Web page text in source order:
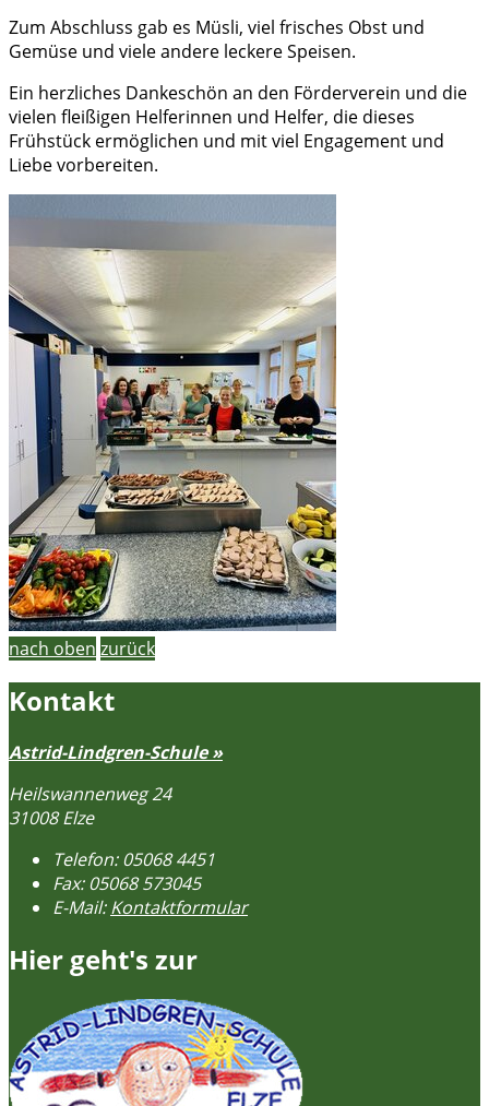
Zum Abschluss gab es Müsli, viel frisches Obst und
Gemüse und viele andere leckere Speisen.
Ein herzliches Dankeschön an den Förderverein und die
vielen fleißigen Helferinnen und Helfer, die dieses
Frühstück ermöglichen und mit viel Engagement und
Liebe vorbereiten.
nach oben zurück
Kontakt
Astrid-Lindgren-Schule »
Heilswannenweg 24
31008 Elze
Telefon:05068 4451
Fax:05068 573045
E-Mail:Kontaktformular
Hier geht's zur